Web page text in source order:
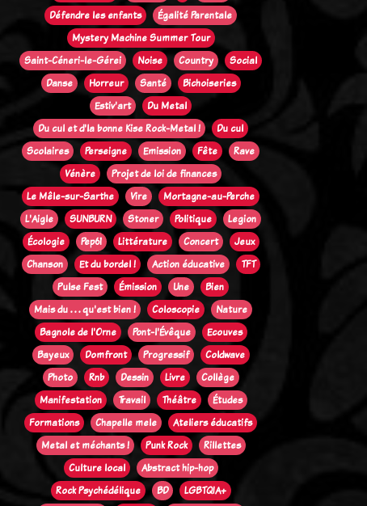
Défendre les enfants
Égalité Parentale
Mystery Machine Summer Tour
Saint-Céneri-le-Gérei
Noise Country
Social
Danse
Horreur Santé
Bichoiseries
Estiv'art
Du Metal
Du cul et d'la bonne Kise Rock-Metal !
Du cul
Scolaires
Perseigne Emission Fête
Rave
Vénère
Projet de loi de finances
Le Mêle-sur-Sarthe
Vire
Mortagne-au-Perche
L'Aigle
SUNBURN Stoner Politique
Legion
Écologie
Pep61 Littérature Concert
Jeux
Chanson
Et du bordel ! Action éducative
TFT
Pulse Fest
Émission Une
Bien
Mais du . . . qu'est bien !
Coloscopie
Nature
Bagnole de l'Orne
Pont-l'Évêque
Ecouves
Bayeux
Domfront Progressif
Coldwave
Photo
Rnb Dessin Livre
Collège
Manifestation
Travail Théâtre
Études
Formations
Chapelle mele
Ateliers éducatifs
Metal et méchants !
Punk Rock
Rillettes
Culture local
Abstract hip-hop
Rock Psychédélique
BD
LGBTQIA+